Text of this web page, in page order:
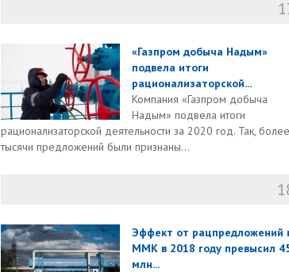
«Газпром добыча Надым»
подвела итоги
рационализаторской...
Компания «Газпром добыча
Надым» подвела итоги
рационализаторской деятельности за 2020 год. Так, более
тысячи предложений были признаны...
Эффект от рацпредложений
ММК в 2018 году превысил
млн...